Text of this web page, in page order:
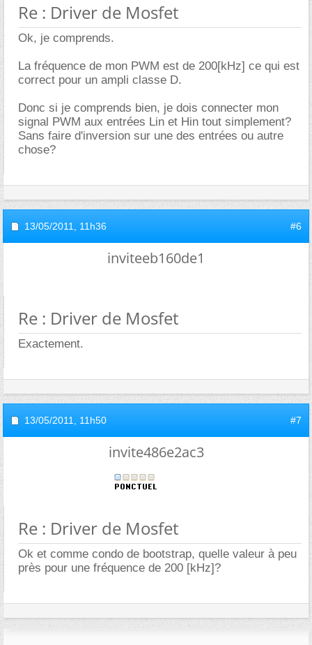
Re : Driver de Mosfet
Ok, je comprends.
La fréquence de mon PWM est de 200[kHz] ce qui est
correct pour un ampli classe D.
Donc si je comprends bien, je dois connecter mon
signal PWM aux entrées Lin et Hin tout simplement?
Sans faire d'inversion sur une des entrées ou autre
chose?
13/05/2011, 11h36 #6
inviteeb160de1
Re : Driver de Mosfet
Exactement.
13/05/2011, 11h50 #7
invite486e2ac3
Re : Driver de Mosfet
Ok et comme condo de bootstrap, quelle valeur à peu
près pour une fréquence de 200 [kHz]?